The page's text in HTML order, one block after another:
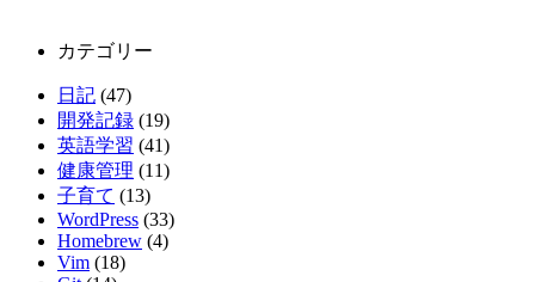
カテゴリー
日記 (47)
開発記録 (19)
英語学習 (41)
健康管理 (11)
子育て (13)
WordPress (33)
Homebrew (4)
Vim (18)